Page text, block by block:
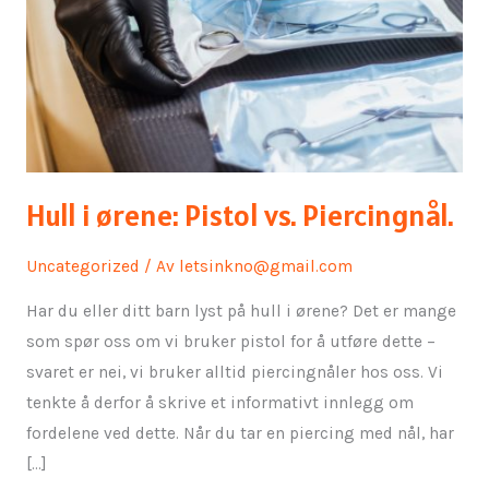
Hull i ørene: Pistol vs. Piercingnål.
Uncategorized / Av letsinkno@gmail.com
Har du eller ditt barn lyst på hull i ørene? Det er mange
som spør oss om vi bruker pistol for å utføre dette –
svaret er nei, vi bruker alltid piercingnåler hos oss. Vi
tenkte å derfor å skrive et informativt innlegg om
fordelene ved dette. Når du tar en piercing med nål, har
[…]